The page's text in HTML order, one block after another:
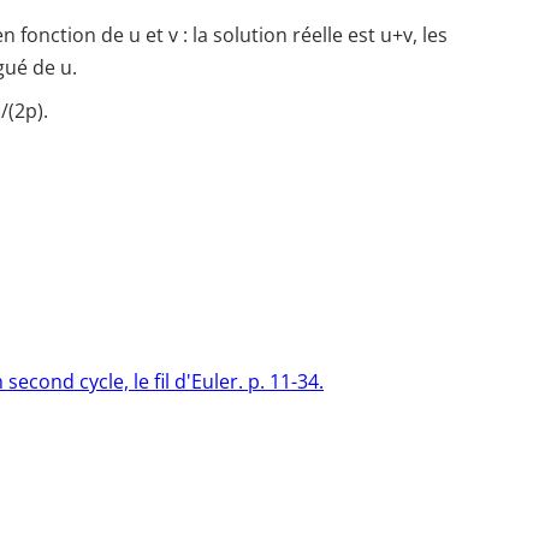
fonction de u et v : la solution réelle est u+v, les
de u.
cycle, le fil d'Euler. p. 11-34.